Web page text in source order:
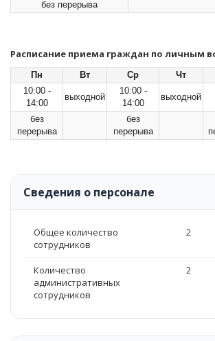
без перерыва
Расписание приема граждан по личным
Пн Вт Ср Чт
10:00 -
14:00
выходной
10:00 -
14:00
выходной
без
перерыва
без
перерыва
Сведения о персонале
Общее количество
сотрудников
2
Количество
административных
сотрудников
2